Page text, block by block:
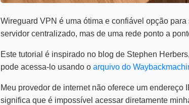
Wireguard VPN é uma ótima e confiável opção
servidor centralizado, mas de uma rede ponto a
Este tutorial é inspirado no blog de Stephen
pode acessa-lo usando o arquivo do
Meu provedor de internet não oferece um
significa que é impossível acessar diretamente